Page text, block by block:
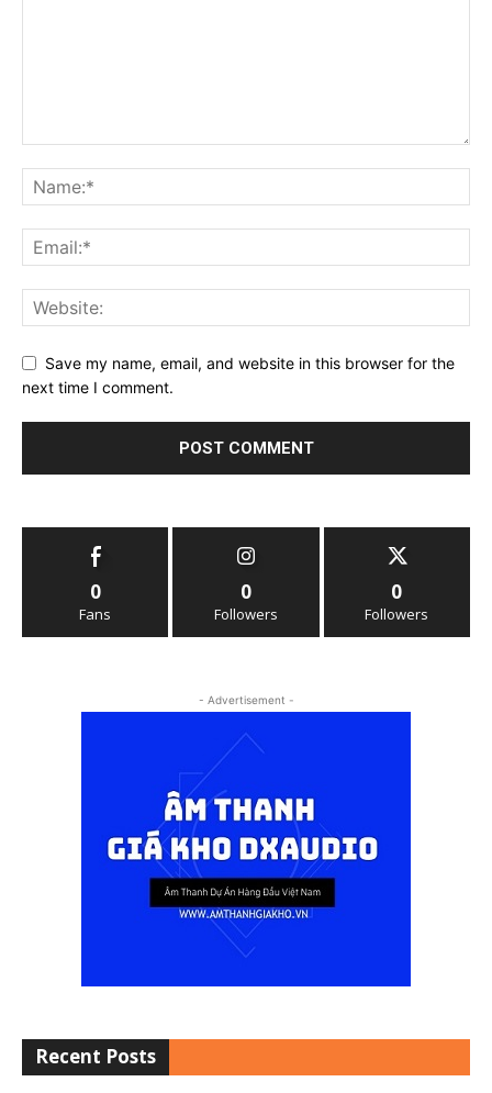
Save my name, email, and website in this browser for the
next time I comment.
0
Fans
0
Followers
0
Followers
- Advertisement -
Recent Posts